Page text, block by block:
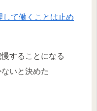
て働くことは止め
することになる
いと決めた